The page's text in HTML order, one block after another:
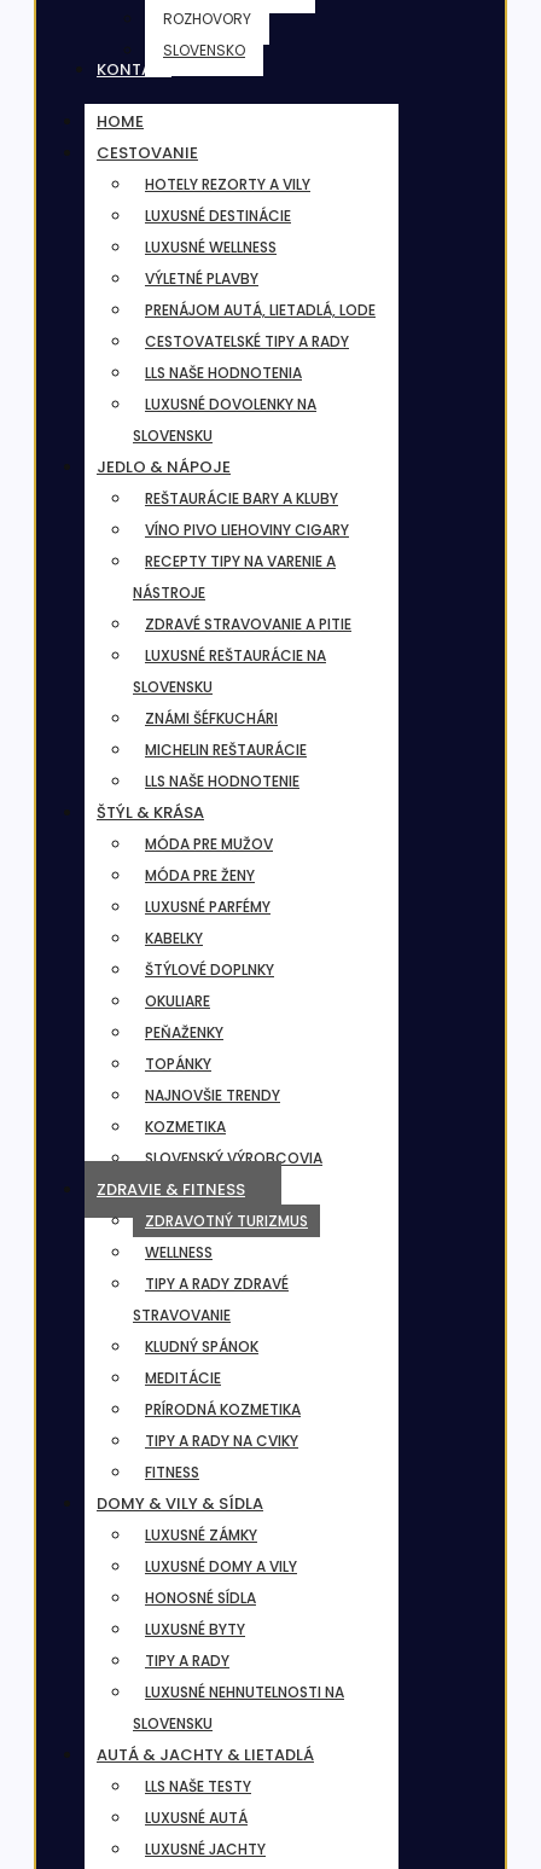
ROZHOVORY
SLOVENSKO
KONTAKT
HOME
CESTOVANIE
HOTELY REZORTY A VILY
LUXUSNÉ DESTINÁCIE
LUXUSNÉ WELLNESS
VÝLETNÉ PLAVBY
PRENÁJOM AUTÁ, LIETADLÁ, LODE
CESTOVATELSKÉ TIPY A RADY
LLS NAŠE HODNOTENIA
LUXUSNÉ DOVOLENKY NA
SLOVENSKU
JEDLO & NÁPOJE
REŠTAURÁCIE BARY A KLUBY
VÍNO PIVO LIEHOVINY CIGARY
RECEPTY TIPY NA VARENIE A
NÁSTROJE
ZDRAVÉ STRAVOVANIE A PITIE
LUXUSNÉ REŠTAURÁCIE NA
SLOVENSKU
ZNÁMI ŠÉFKUCHÁRI
MICHELIN REŠTAURÁCIE
LLS NAŠE HODNOTENIE
ŠTÝL & KRÁSA
MÓDA PRE MUŽOV
MÓDA PRE ŽENY
LUXUSNÉ PARFÉMY
KABELKY
ŠTÝLOVÉ DOPLNKY
OKULIARE
PEŇAŽENKY
TOPÁNKY
NAJNOVŠIE TRENDY
KOZMETIKA
SLOVENSKÝ VÝROBCOVIA
ZDRAVIE & FITNESS
ZDRAVOTNÝ TURIZMUS
WELLNESS
TIPY A RADY ZDRAVÉ
STRAVOVANIE
KLUDNÝ SPÁNOK
MEDITÁCIE
PRÍRODNÁ KOZMETIKA
TIPY A RADY NA CVIKY
FITNESS
DOMY & VILY & SÍDLA
LUXUSNÉ ZÁMKY
LUXUSNÉ DOMY A VILY
HONOSNÉ SÍDLA
LUXUSNÉ BYTY
TIPY A RADY
LUXUSNÉ NEHNUTELNOSTI NA
SLOVENSKU
AUTÁ & JACHTY & LIETADLÁ
LLS NAŠE TESTY
LUXUSNÉ AUTÁ
LUXUSNÉ JACHTY